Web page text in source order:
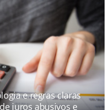
e regras claras
juros abusivos e